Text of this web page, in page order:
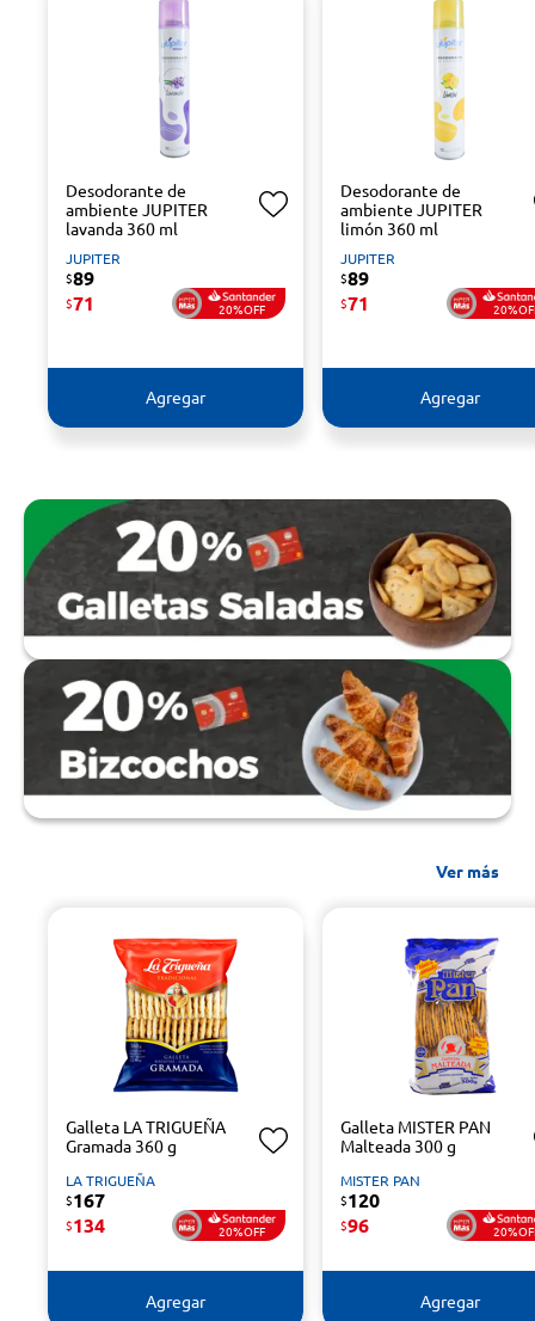
Desodorante de
ambiente JUPITER
lavanda 360 ml
JUPITER
$89
$71 20%OFF
Agregar
Desodorante de
ambiente JUPITER
limón 360 ml
JUPITER
$89
$71
Agregar
Ver más
Galleta LA TRIGUEÑA
Gramada 360 g
LA TRIGUEÑA
$167
$134 20%OFF
Agregar
Galleta MISTER PAN
Malteada 300 g
MISTER PAN
$120
$96
Agregar